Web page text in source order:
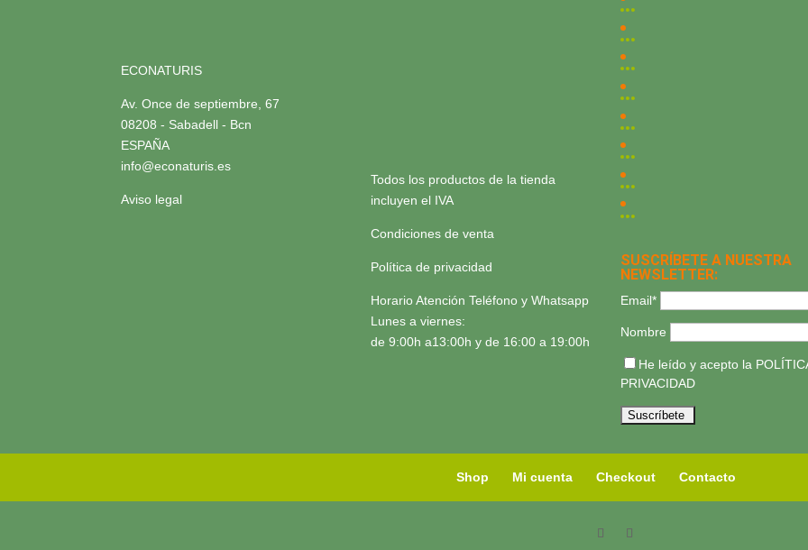
ECONATURIS
Av. Once de septiembre, 67
08208 - Sabadell - Bcn
ESPAÑA
info@econaturis.es
Aviso legal
Todos los productos de la tienda
incluyen el IVA
Condiciones de venta
Política de privacidad
Horario Atención Teléfono y Whatsapp
Lunes a viernes:
de 9:00h a13:00h y de 16:00 a 19:00h
SUSCRÍBETE A NUESTRA
NEWSLETTER:
Email*
Nombre
He leído y acepto la
PRIVACIDAD
Shop Mi cuenta Checkout Contacto